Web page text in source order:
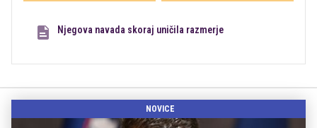
Njegova navada skoraj uničila razmerje
NOVICE